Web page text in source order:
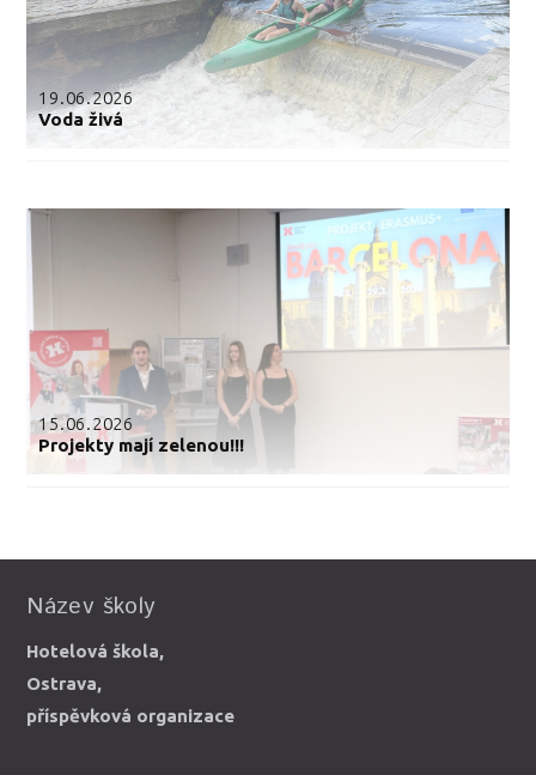
19.06.2026
Voda živá
15.06.2026
Projekty mají zelenou!!!
Název školy
Hotelová škola,
Ostrava,
příspěvková organizace